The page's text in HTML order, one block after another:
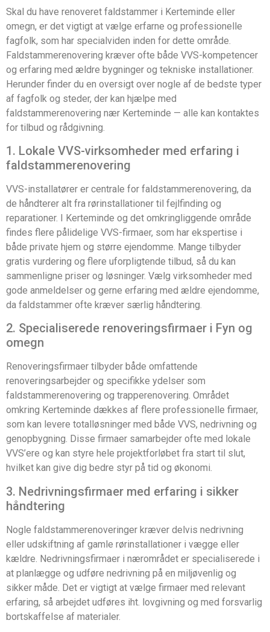
Skal du have renoveret faldstammer i Kerteminde eller
omegn, er det vigtigt at vælge erfarne og professionelle
fagfolk, som har specialviden inden for dette område.
Faldstammerenovering kræver ofte både VVS-kompetencer
og erfaring med ældre bygninger og tekniske installationer.
Herunder finder du en oversigt over nogle af de bedste typer
af fagfolk og steder, der kan hjælpe med
faldstammerenovering nær Kerteminde — alle kan kontaktes
for tilbud og rådgivning.
1. Lokale VVS-virksomheder med erfaring i
faldstammerenovering
VVS-installatører er centrale for faldstammerenovering, da
de håndterer alt fra rørinstallationer til fejlfinding og
reparationer. I Kerteminde og det omkringliggende område
findes flere pålidelige VVS-firmaer, som har ekspertise i
både private hjem og større ejendomme. Mange tilbyder
gratis vurdering og flere uforpligtende tilbud, så du kan
sammenligne priser og løsninger. Vælg virksomheder med
gode anmeldelser og gerne erfaring med ældre ejendomme,
da faldstammer ofte kræver særlig håndtering.
2. Specialiserede renoveringsfirmaer i Fyn og
omegn
Renoveringsfirmaer tilbyder både omfattende
renoveringsarbejder og specifikke ydelser som
faldstammerenovering og trapperenovering. Området
omkring Kerteminde dækkes af flere professionelle firmaer,
som kan levere totalløsninger med både VVS, nedrivning og
genopbygning. Disse firmaer samarbejder ofte med lokale
VVS’ere og kan styre hele projektforløbet fra start til slut,
hvilket kan give dig bedre styr på tid og økonomi.
3. Nedrivningsfirmaer med erfaring i sikker
håndtering
Nogle faldstammerenoveringer kræver delvis nedrivning
eller udskiftning af gamle rørinstallationer i vægge eller
kældre. Nedrivningsfirmaer i nærområdet er specialiserede i
at planlægge og udføre nedrivning på en miljøvenlig og
sikker måde. Det er vigtigt at vælge firmaer med relevant
erfaring, så arbejdet udføres iht. lovgivning og med forsvarlig
bortskaffelse af materialer.